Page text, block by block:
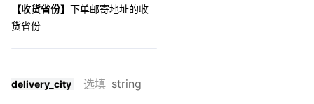
【收货省份】 下单邮寄地址的收
货省份
delivery_city 选填 string